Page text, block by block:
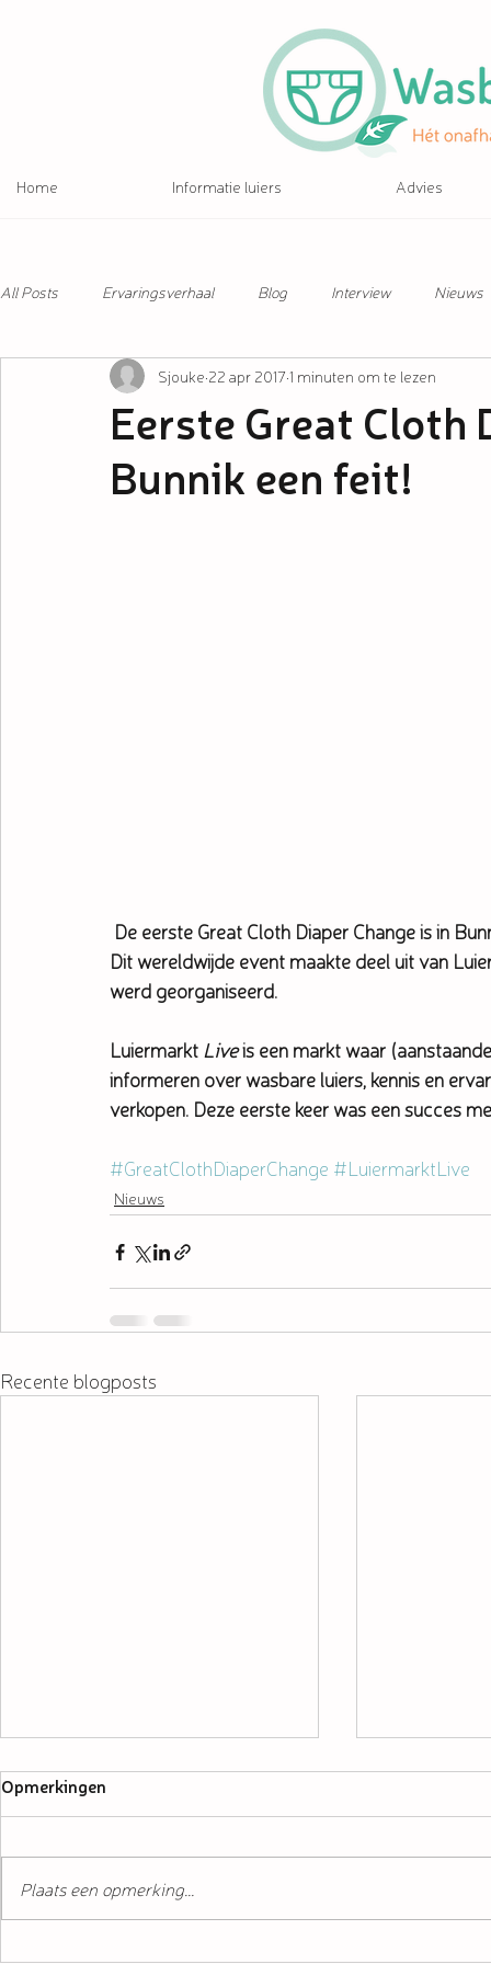
Home Informatie luiers Advies
All Posts Ervaringsverhaal Blog Interview Nieuws
Eerste Great Cloth
Bunnik een feit!
Sjouke 22 apr 2017 1 minuten om te lezen
De eerste Great Cloth Diaper Change is in
Dit wereldwijde event maakte deel uit van
werd georganiseerd.
Luiermarkt Live is een markt waar
informeren over wasbare luiers, kennis en
verkopen. Deze eerste keer was een succes
#GreatClothDiaperChange #LuiermarktLive
Nieuws
Recente blogposts
Luierevent in Utrecht!
Opmerkingen
Plaats een opmerking...